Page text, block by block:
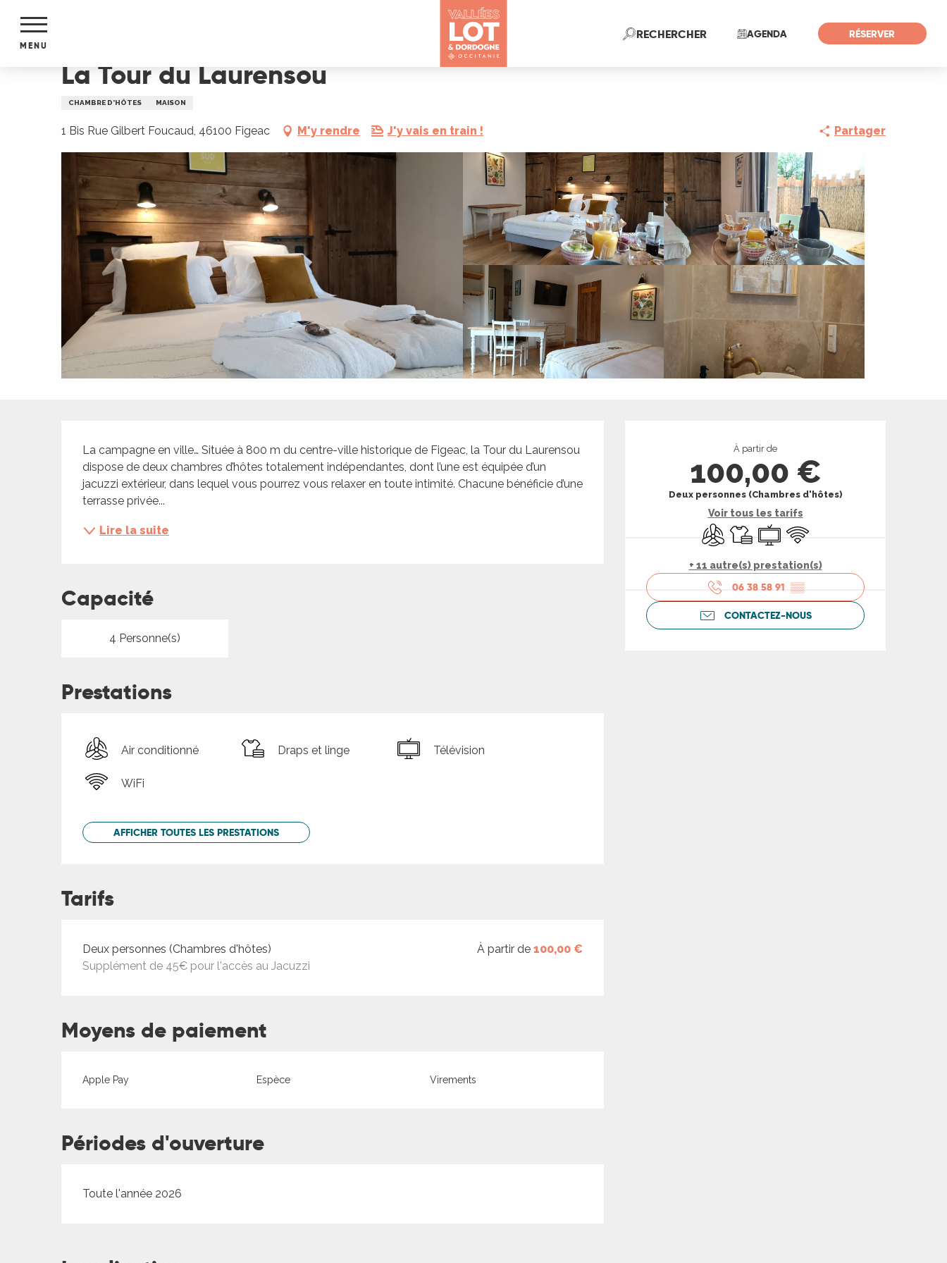
contenu
AGENDA RÉSERVER
RECHERCHERRecherche
MENU
La Tour du Laurensou
CHAMBRE D'HÔTES MAISON
1 Bis Rue Gilbert Foucaud, 46100 Figeac M'y rendre J'y vais en train ! Partager
Ouverture et
À partir de
100,00 €
Deux personnes (Chambres d'hôtes)
Voir tous les tarifs
Air conditionné
Draps et linge
Télévision
WiFi
+ 11 autre(s) prestation(s)
06 38 58 91 ▒▒
CONTACTEZ-NOUS
Description
La campagne en ville… Située à 800 m du centre-ville historique de Figeac, la Tour du Laurensou
dispose de deux chambres d’hôtes totalement indépendantes, dont l’une est équipée d’un
jacuzzi extérieur, dans lequel vous pourrez vous relaxer en toute intimité. Chacune bénéficie d’une
terrasse privée...
Lire la suite
Capacité
4 Personne(s)
Prestations
Air conditionné Draps et linge Télévision
WiFi
AFFICHER TOUTES LES PRESTATIONS
Tarifs
Tarifs 2026
Deux personnes (Chambres d'hôtes)
Supplément de 45€ pour l'accès au Jacuzzi
À partir de100,00 €
Moyens de paiement
Apple Pay Espèce Virements
Périodes d'ouverture
Toute l'année 2026